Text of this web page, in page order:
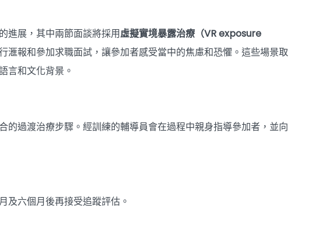
進展，其中兩節面談將採用虛擬實境暴露治療（VR exposure
滙報和參加求職面試，讓參加者感受當中的焦慮和恐懼。這些場景取
言和文化背景。
過渡治療步驟。經訓練的輔導員會在過程中親身指導參加者，並向
及六個月後再接受追蹤評估。